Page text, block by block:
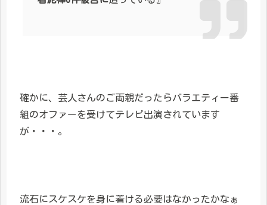
確かに、芸人さんのご両親だったらバラエティー番
組のオファーを受けてテレビ出演されています
が・・・。
流石にスケスケを身に着ける必要はなかったかなぁ